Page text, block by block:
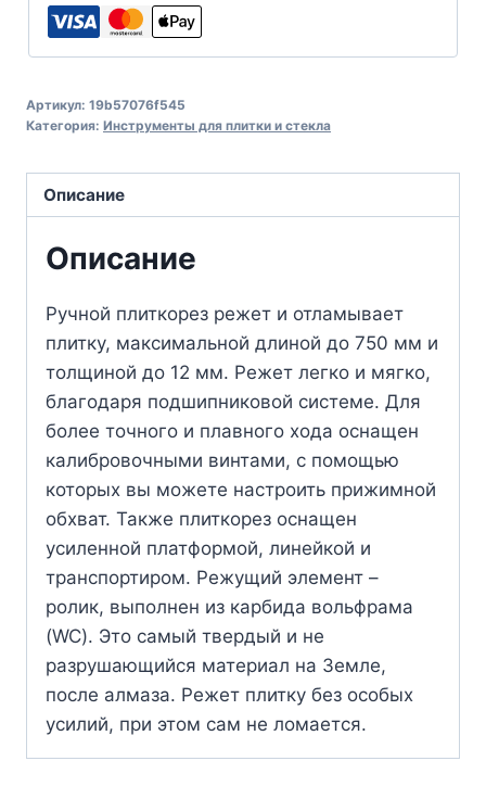
Артикул: 19b57076f545
Категория: Инструменты для плитки и стекла
Описание
Описание
Ручной плиткорез режет и отламывает
плитку, максимальной длиной до 750 мм и
толщиной до 12 мм. Режет легко и мягко,
благодаря подшипниковой системе. Для
более точного и плавного хода оснащен
калибровочными винтами, с помощью
которых вы можете настроить прижимной
обхват. Также плиткорез оснащен
усиленной платформой, линейкой и
транспортиром. Режущий элемент –
ролик, выполнен из карбида вольфрама
(WC). Это самый твердый и не
разрушающийся материал на Земле,
после алмаза. Режет плитку без особых
усилий, при этом сам не ломается.